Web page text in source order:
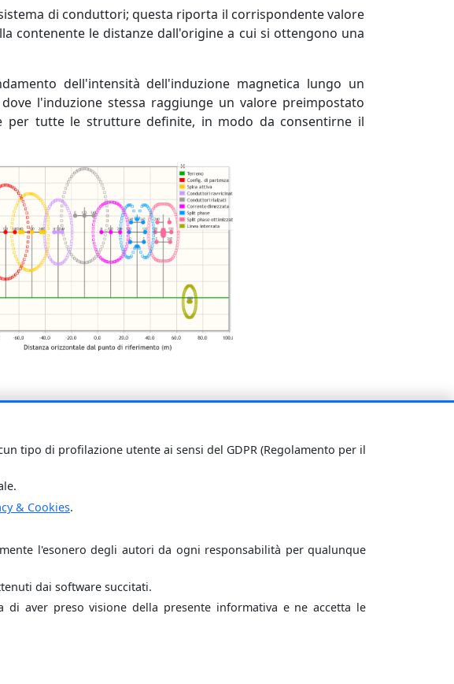
di conduttori; questa riporta il corrispondente valore
contenente le distanze dall'origine a cui si ottengono una
dell'intensità dell'induzione magnetica lungo un
l'induzione stessa raggiunge un valore preimpostato
per tutte le strutture definite, in modo da consentirne il
si basano su un modello bidimensionale dei sistemi di
tipo di profilazione utente ai sensi del GDPR (Regolamento per il
& Cookies.
l'esonero degli autori da ogni responsabilità per qualunque
dai software succitati.
di aver preso visione della presente informativa e ne accetta le